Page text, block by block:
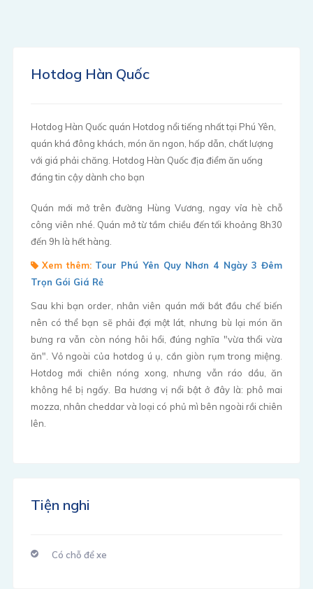
Hotdog Hàn Quốc
Hotdog Hàn Quốc quán Hotdog nổi tiếng nhất tại Phú Yên,
quán khá đông khách, món ăn ngon, hấp dẫn, chất lượng
với giá phải chăng. Hotdog Hàn Quốc địa điểm ăn uống
đáng tin cậy dành cho bạn
Quán mới mở trên đường Hùng Vương, ngay vỉa hè chỗ
công viên nhé. Quán mở từ tầm chiều đến tối khoảng 8h30
đến 9h là hết hàng.
Xem thêm: Tour Phú Yên Quy Nhơn 4 Ngày 3 Đêm
Trọn Gói Giá Rẻ
Sau khi bạn order, nhân viên quán mới bắt đầu chế biến
nên có thể bạn sẽ phải đợi một lát, nhưng bù lại món ăn
bưng ra vẫn còn nóng hôi hổi, đúng nghĩa "vừa thổi vừa
ăn". Vỏ ngoài của hotdog ú ụ, cắn giòn rụm trong miệng.
Hotdog mới chiên nóng xong, nhưng vẫn ráo dầu, ăn
không hề bị ngấy. Ba hương vị nổi bật ở đây là: phô mai
mozza, nhân cheddar và loại có phủ mì bên ngoài rồi chiên
lên.
Tiện nghi
Có chỗ để xe